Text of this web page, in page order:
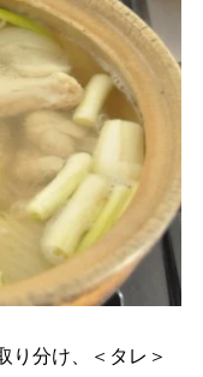
り分け、＜タレ＞